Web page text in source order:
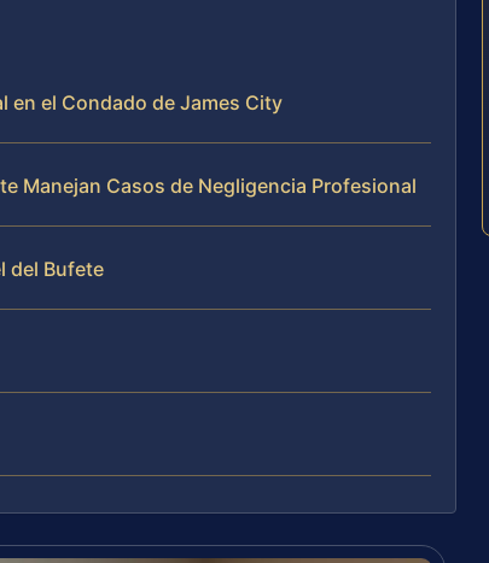
en el Condado de James City
Manejan Casos de Negligencia Profesional
del Bufete